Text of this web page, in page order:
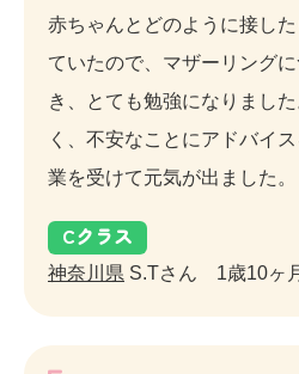
赤ちゃんとどのように接し
ていたので、マザーリング
き、とても勉強になりまし
く、不安なことにアドバイ
業を受けて元気が出ました。
Cクラス
神奈川県 S.Tさん 1歳10ヶ